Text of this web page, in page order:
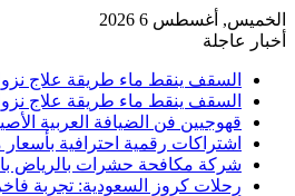
الخميس, أغسطس 6 2026
أخبار عاجلة
السقف ينقط ماء طريقة علاج
السقف ينقط ماء طريقة علاج
قهوجيين فن الضيافة العربية
اشتراكات رقمية احترافية
شركة مكافحة حشرات بالرياض
رحلات كروز السعودية: تجربة